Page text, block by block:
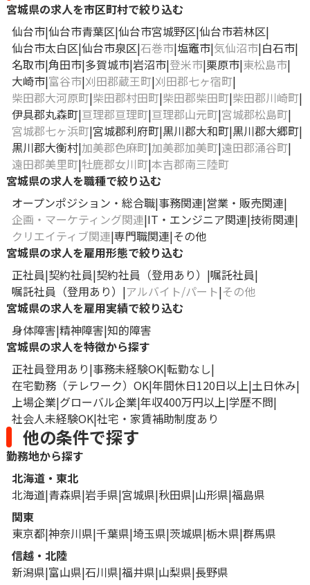
宮城県の求人を市区町村で絞り込む
仙台市 仙台市青葉区 仙台市宮城野区 仙台市若林区
仙台市太白区 仙台市泉区 石巻市 塩竈市 気仙沼市 白石市
名取市 角田市 多賀城市 岩沼市 登米市 栗原市 東松島市
大崎市 富谷市 刈田郡蔵王町 刈田郡七ヶ宿町
柴田郡大河原町 柴田郡村田町 柴田郡柴田町 柴田郡川崎町
伊具郡丸森町 亘理郡亘理町 亘理郡山元町 宮城郡松島町
宮城郡七ヶ浜町 宮城郡利府町 黒川郡大和町 黒川郡大郷町
黒川郡大衡村 加美郡色麻町 加美郡加美町 遠田郡涌谷町
遠田郡美里町 牡鹿郡女川町 本吉郡南三陸町
宮城県の求人を職種で絞り込む
オープンポジション・総合職 事務関連 営業・販売関連
企画・マーケティング関連 IT・エンジニア関連 技術関連
クリエイティブ関連 専門職関連 その他
宮城県の求人を雇用形態で絞り込む
正社員 契約社員 契約社員（登用あり）
嘱託社員
嘱託社員（登用あり）
アルバイト/パート その他
宮城県の求人を雇用実績で絞り込む
身体障害 精神障害 知的障害
宮城県の求人を特徴から探す
正社員登用あり 事務未経験OK 転勤なし
在宅勤務（テレワーク）OK 年間休日120日以上 土日休み
上場企業 グローバル企業 年収400万円以上 学歴不問
社会人未経験OK 社宅・家賃補助制度あり
他の条件で探す
勤務地から探す
北海道・東北
北海道 青森県 岩手県 宮城県 秋田県 山形県 福島県
関東
東京都 神奈川県 千葉県 埼玉県 茨城県 栃木県 群馬県
信越・北陸
新潟県 富山県 石川県 福井県 山梨県 長野県